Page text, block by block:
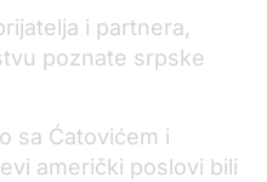
i partnera,
poznate srpske
sa Ćatovićem i
američki poslovi bili